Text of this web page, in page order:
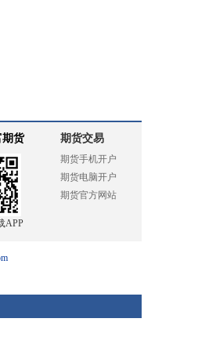
期货
APP
期货交易
期货手机开户
期货电脑开户
期货官方网站